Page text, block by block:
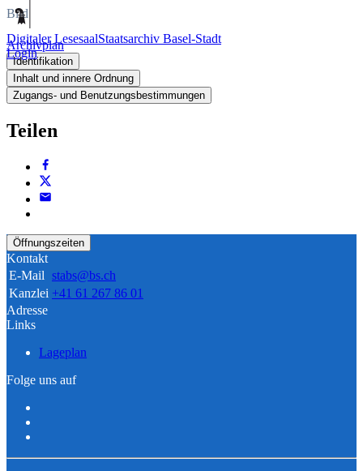
Digitaler LesesaalStaatsarchiv Basel-Stadt
Login
Bild
Archivplan
Identifikation
Inhalt und innere Ordnung
Zugangs- und Benutzungsbestimmungen
Teilen
Öffnungszeiten
Kontakt
E-Mail stabs@bs.ch
Kanzlei +41 61 267 86 01
Adresse
Links
Lageplan
Folge uns auf